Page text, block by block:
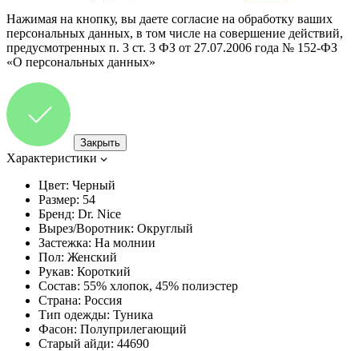
Нажимая на кнопку, вы даете согласие на обработку ваших
персональных данных, в том числе на совершение действий,
предусмотренных п. 3 ст. 3 ФЗ от 27.07.2006 года № 152-ФЗ
«О персональных данных»
Закрыть
Характеристики
Цвет: Черный
Размер: 54
Бренд: Dr. Nice
Вырез/Воротник: Округлый
Застежка: На молнии
Пол: Женский
Рукав: Короткий
Состав: 55% хлопок, 45% полиэстер
Страна: Россия
Тип одежды: Туника
Фасон: Полуприлегающий
Старый айди: 44690